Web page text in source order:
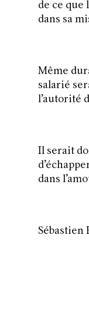
de ce que
dans sa
Même
salarié
l’autorité
Il serait
dans
Sébastien